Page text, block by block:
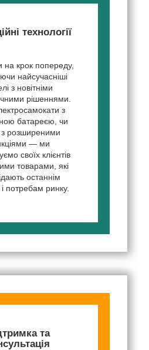
технології
на крок попереду,
найсучасніші
з новітніми
рішеннями.
з
батареєю, чи
розширеними
— ми
своїх клієнтів
товарами, які
останнім
потребам ринку.
та